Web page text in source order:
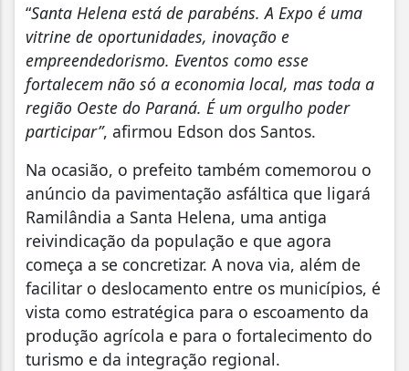
“Santa Helena está de parabéns. A Expo é uma
vitrine de oportunidades, inovação e
empreendedorismo. Eventos como esse
fortalecem não só a economia local, mas toda a
região Oeste do Paraná. É um orgulho poder
participar”, afirmou Edson dos Santos.
Na ocasião, o prefeito também comemorou o
anúncio da pavimentação asfáltica que ligará
Ramilândia a Santa Helena, uma antiga
reivindicação da população e que agora
começa a se concretizar. A nova via, além de
facilitar o deslocamento entre os municípios, é
vista como estratégica para o escoamento da
produção agrícola e para o fortalecimento do
turismo e da integração regional.